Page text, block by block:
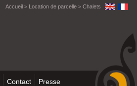
Accueil > Location de parcelle > Chalets
Contact Presse